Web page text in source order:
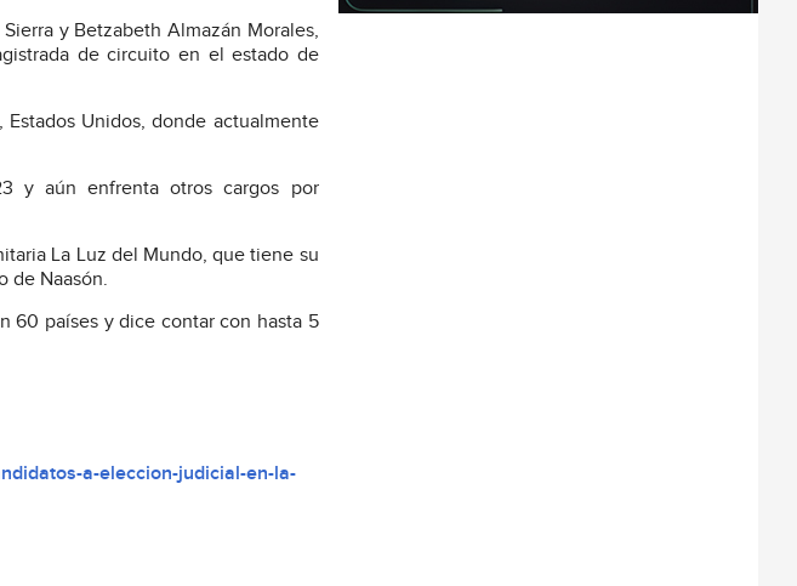
y Betzabeth Almazán Morales,
de circuito en el estado de
Unidos, donde actualmente
y aún enfrenta otros cargos por
La Luz del Mundo, que tiene su
de Naasón.
60 países y dice contar con hasta 5
a-eleccion-judicial-en-la-